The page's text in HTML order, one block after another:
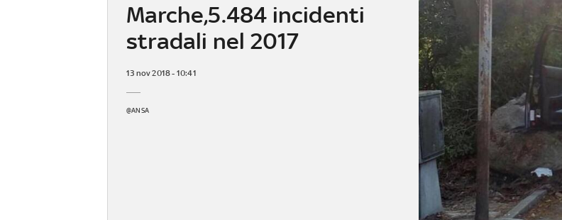
Marche,5.484 incidenti
stradali nel 2017
13 nov 2018 - 10:41
@ANSA